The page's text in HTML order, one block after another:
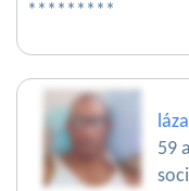
*********
59